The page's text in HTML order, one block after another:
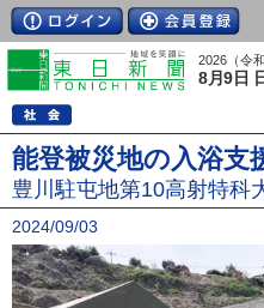
2026（令
8月9日
能登被災地の入浴支
豊川駐屯地第10高射特科
2024/09/03